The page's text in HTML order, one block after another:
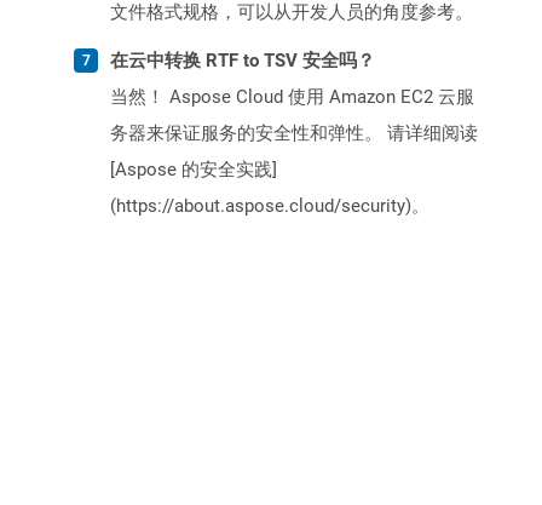
文件格式规格，可以从开发人员的角度参考。
在云中转换 RTF to TSV 安全吗？
当然！ Aspose Cloud 使用 Amazon EC2 云服
务器来保证服务的安全性和弹性。 请详细阅读
[Aspose 的安全实践]
(https://about.aspose.cloud/security)。